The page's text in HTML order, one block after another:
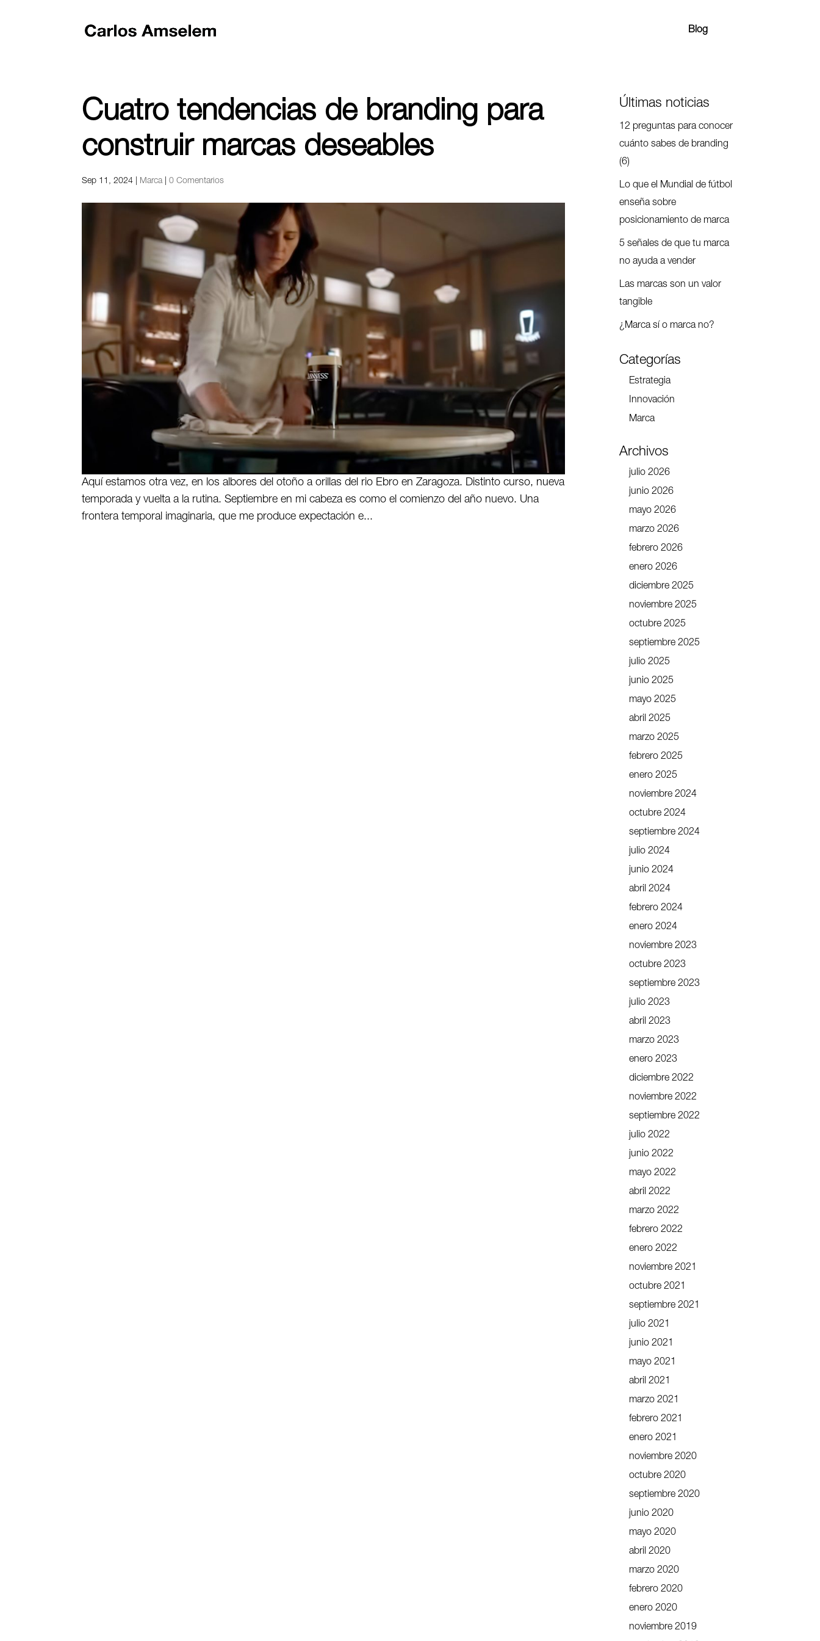
Blog
Cuatro tendencias de branding para
construir marcas deseables
Sep 11, 2024 Marca |0 Comentarios
Aquí estamos otra vez, en los albores del otoño a orillas del rio Ebro en Zaragoza. Distinto curso, nueva
temporada y vuelta a la rutina. Septiembre en mi cabeza es como el comienzo del año nuevo. Una
frontera temporal imaginaria, que me produce expectación e...
Últimas noticias
12 preguntas para conocer
cuánto sabes de branding
(6)
Lo que el Mundial de fútbol
enseña sobre
posicionamiento de marca
5 señales de que tu marca
no ayuda a vender
Las marcas son un valor
tangible
¿Marca sí o marca no?
Categorías
Estrategia
Innovación
Marca
Archivos
julio 2026
junio 2026
mayo 2026
marzo 2026
febrero 2026
enero 2026
diciembre 2025
noviembre 2025
octubre 2025
septiembre 2025
julio 2025
junio 2025
mayo 2025
abril 2025
marzo 2025
febrero 2025
enero 2025
noviembre 2024
octubre 2024
septiembre 2024
julio 2024
junio 2024
abril 2024
febrero 2024
enero 2024
noviembre 2023
octubre 2023
septiembre 2023
julio 2023
abril 2023
marzo 2023
enero 2023
diciembre 2022
noviembre 2022
septiembre 2022
julio 2022
junio 2022
mayo 2022
abril 2022
marzo 2022
febrero 2022
enero 2022
noviembre 2021
octubre 2021
septiembre 2021
julio 2021
junio 2021
mayo 2021
abril 2021
marzo 2021
febrero 2021
enero 2021
noviembre 2020
octubre 2020
septiembre 2020
junio 2020
mayo 2020
abril 2020
marzo 2020
febrero 2020
enero 2020
noviembre 2019